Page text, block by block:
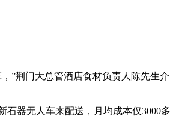
”荆门大总管酒店食材负责人陈先生介
器无人车来配送，月均成本仅3000多